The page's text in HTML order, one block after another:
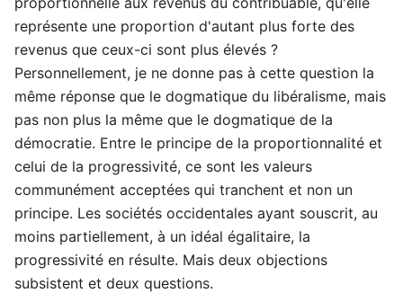
représente une proportion d'autant plus forte des
revenus que ceux-ci sont plus élevés ?
Personnellement, je ne donne pas à cette question la
même réponse que le dogmatique du libéralisme, mais
pas non plus la même que le dogmatique de la
démocratie. Entre le principe de la proportionnalité et
celui de la progressivité, ce sont les valeurs
communément acceptées qui tranchent et non un
principe. Les sociétés occidentales ayant souscrit, au
moins partiellement, à un idéal égalitaire, la
progressivité en résulte. Mais deux objections
subsistent et deux questions.